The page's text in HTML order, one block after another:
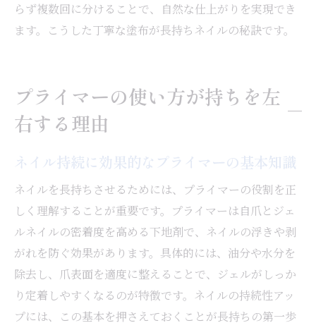
らず複数回に分けることで、自然な仕上がりを実現でき
ます。こうした丁寧な塗布が長持ちネイルの秘訣です。
プライマーの使い方が持ちを左
右する理由
ネイル持続に効果的なプライマーの基本知識
ネイルを長持ちさせるためには、プライマーの役割を正
しく理解することが重要です。プライマーは自爪とジェ
ルネイルの密着度を高める下地剤で、ネイルの浮きや剥
がれを防ぐ効果があります。具体的には、油分や水分を
除去し、爪表面を適度に整えることで、ジェルがしっか
り定着しやすくなるのが特徴です。ネイルの持続性アッ
プには、この基本を押さえておくことが長持ちの第一歩